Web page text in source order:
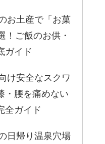
お土産で「お菓
！ご飯のお供・
ガイド
け安全なスクワ
・腰を痛めない
全ガイド
日帰り温泉穴場